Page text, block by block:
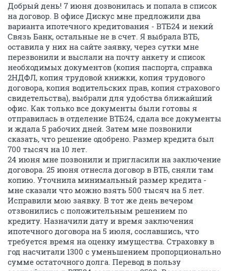
Добрый день! 7 июня дозвонилась и попала в список
на договор. В офисе Дискус мне предложили два
варианта ипотечного кредитования - ВТБ24 и некий
Связь Банк, остальные не в счет. Я выбрала ВТБ,
оставила у них на сайте заявку, через сутки мне
перезвонили и выслали на почту анкету и список
необходимых документов (копия паспорта, справка
2НДФЛ, копия трудовой книжки, копия трудового
договора, копия водительских прав, копия страхового
свидетельства), выбрали для удобства ближайший
офис. Как только все документы были готовы я
отправилась в отделение ВТБ24, сдала все документы
и ждала 5 рабочих дней. Затем мне позвонили
сказать, что решение одобрено. Размер кредита был
700 тысяч на 10 лет.
24 июня мне позвонили и пригласили на заключение
договора. 25 июня отнесла договор в ВТБ, сняли там
копию. Уточнила минимальный размер кредита -
мне сказали что можно взять 500 тысяч на 5 лет.
Исправили мою заявку. В тот же день вечером
отзвонились с положительным решением по
кредиту. Назначили дату и время заключения
ипотечного договора на 5 июля, сославшись, что
требуется время на оценку имущества. Страховку в
год насчитали 1300 с уменьшением пропорционально
сумме остаточного долга. Перевод в пользу